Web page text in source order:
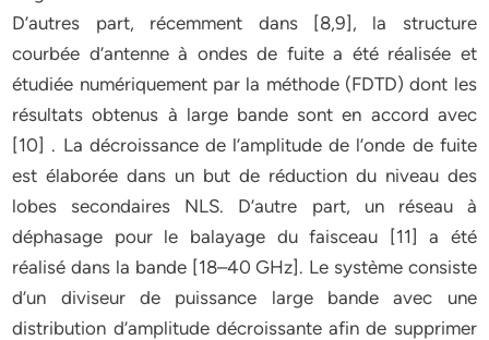
D’autres part, récemment dans [8,9], la structure
courbée d’antenne à ondes de fuite a été réalisée et
étudiée numériquement par la méthode (FDTD) dont les
résultats obtenus à large bande sont en accord avec
[10] . La décroissance de l’amplitude de l’onde de fuite
est élaborée dans un but de réduction du niveau des
lobes secondaires NLS. D’autre part, un réseau à
déphasage pour le balayage du faisceau [11] a été
réalisé dans la bande [18–40 GHz]. Le système consiste
d’un diviseur de puissance large bande avec une
distribution d’amplitude décroissante afin de supprimer